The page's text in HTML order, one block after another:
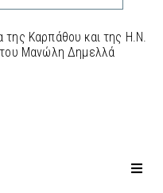
της Καρπάθου και της Η.Ν.
του Μανώλη Δημελλά